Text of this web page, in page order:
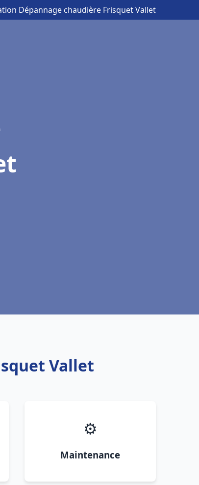
Dépannage chaudière Frisquet Vallet
Vallet
⚙️
Maintenance